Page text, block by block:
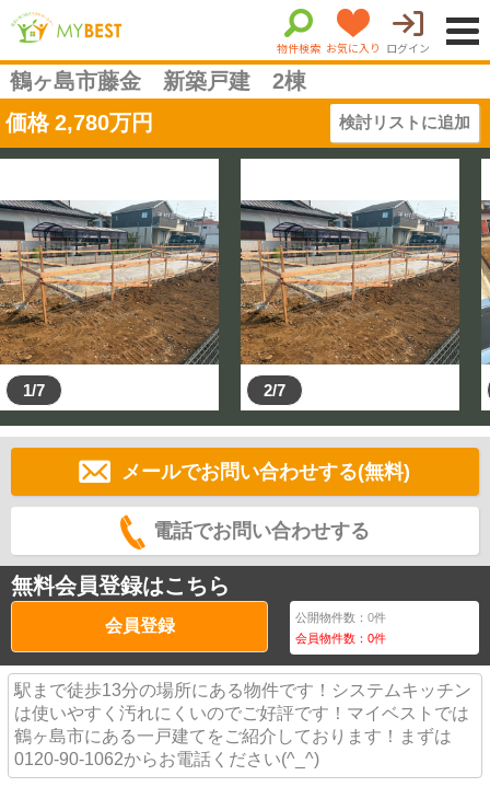
物件検索 お気に入り ログイン
鶴ヶ島市藤金 新築戸建 2棟
価格 2,780万円 検討リストに追加
1/7 2/7
メールでお問い合わせする(無料)
電話でお問い合わせする
無料会員登録はこちら
会員登録 公開物件数：0件
会員物件数：0件
駅まで徒歩13分の場所にある物件です！システムキッチン
は使いやすく汚れにくいのでご好評です！マイベストでは
鶴ヶ島市にある一戸建てをご紹介しております！まずは
0120-90-1062からお電話ください(^_^)